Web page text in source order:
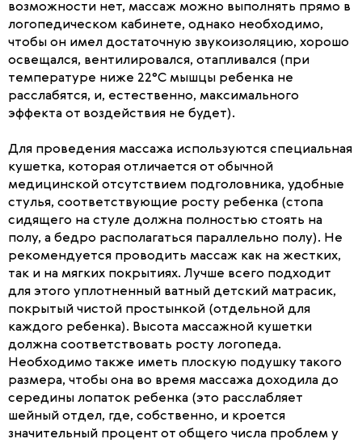
возможности нет, массаж можно выполнять прямо в
логопедическом кабинете, однако необходимо,
чтобы он имел достаточную звукоизоляцию, хорошо
освещался, вентилировался, отапливался (при
температуре ниже 22°С мышцы ребенка не
расслабятся, и, естественно, максимального
эффекта от воздействия не будет).
Для проведения массажа используются специальная
кушетка, которая отличается от обычной
медицинской отсутствием подголовника, удобные
стулья, соответствующие росту ребенка (стопа
сидящего на стуле должна полностью стоять на
полу, а бедро располагаться параллельно полу). Не
рекомендуется проводить массаж как на жестких,
так и на мягких покрытиях. Лучше всего подходит
для этого уплотненный ватный детский матрасик,
покрытый чистой простынкой (отдельной для
каждого ребенка). Высота массажной кушетки
должна соответствовать росту логопеда.
Необходимо также иметь плоскую подушку такого
размера, чтобы она во время массажа доходила до
середины лопаток ребенка (это расслабляет
шейный отдел, где, собственно, и кроется
значительный процент от общего числа проблем у